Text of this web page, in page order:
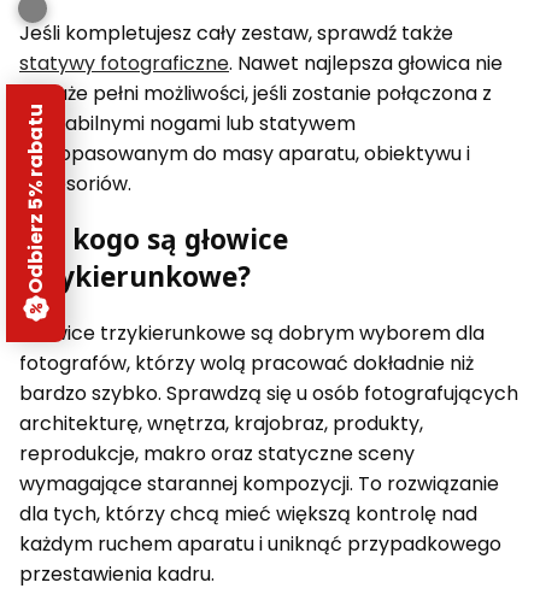
Jeśli kompletujesz cały zestaw, sprawdź także
statywy fotograficzne. Nawet najlepsza głowica nie
pokaże pełni możliwości, jeśli zostanie połączona z
niestabilnymi nogami lub statywem
niedopasowanym do masy aparatu, obiektywu i
akcesoriów.
Dla kogo są głowice
trzykierunkowe?
Głowice trzykierunkowe są dobrym wyborem dla
fotografów, którzy wolą pracować dokładnie niż
bardzo szybko. Sprawdzą się u osób fotografujących
architekturę, wnętrza, krajobraz, produkty,
reprodukcje, makro oraz statyczne sceny
wymagające starannej kompozycji. To rozwiązanie
dla tych, którzy chcą mieć większą kontrolę nad
każdym ruchem aparatu i uniknąć przypadkowego
przestawienia kadru.
Odbierz 5% rabatu